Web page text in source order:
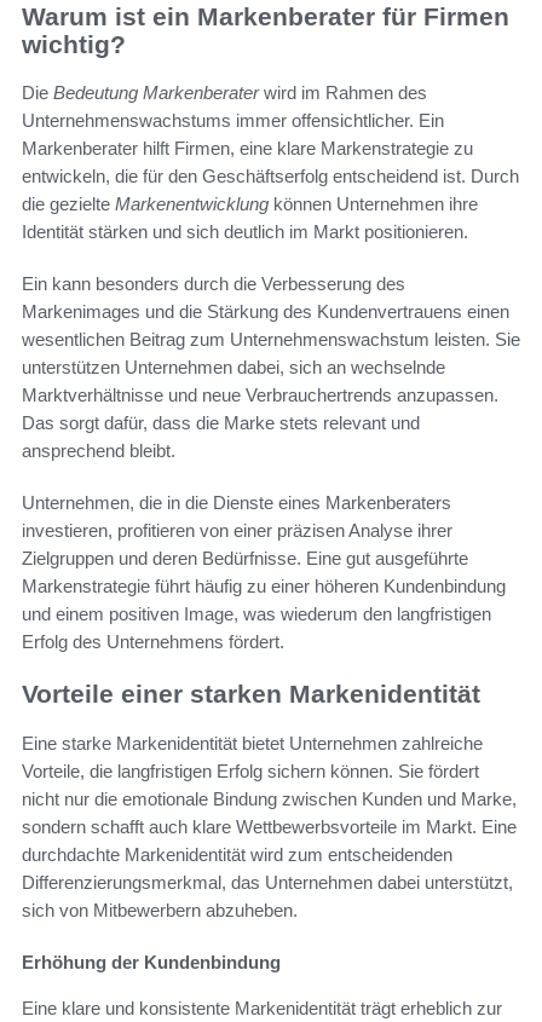
Warum ist ein Markenberater für Firmen
wichtig?
Die Bedeutung Markenberaterwird im Rahmen des
Unternehmenswachstums immer offensichtlicher. Ein
Markenberater hilft Firmen, eine klare Markenstrategie zu
entwickeln, die für den Geschäftserfolg entscheidend ist. Durch
die gezielte Markenentwicklung können Unternehmen ihre
Identität stärken und sich deutlich im Markt positionieren.
Ein kann besonders durch die Verbesserung des
Markenimages und die Stärkung des Kundenvertrauens einen
wesentlichen Beitrag zum Unternehmenswachstum leisten. Sie
unterstützen Unternehmen dabei, sich an wechselnde
Marktverhältnisse und neue Verbrauchertrends anzupassen.
Das sorgt dafür, dass die Marke stets relevant und
ansprechend bleibt.
Unternehmen, die in die Dienste eines Markenberaters
investieren, profitieren von einer präzisen Analyse ihrer
Zielgruppen und deren Bedürfnisse. Eine gut ausgeführte
Markenstrategie führt häufig zu einer höheren Kundenbindung
und einem positiven Image, was wiederum den langfristigen
Erfolg des Unternehmens fördert.
Vorteile einer starken Markenidentität
Eine starke Markenidentität bietet Unternehmen zahlreiche
Vorteile, die langfristigen Erfolg sichern können. Sie fördert
nicht nur die emotionale Bindung zwischen Kunden und Marke,
sondern schafft auch klare Wettbewerbsvorteile im Markt. Eine
durchdachte Markenidentität wird zum entscheidenden
Differenzierungsmerkmal, das Unternehmen dabei unterstützt,
sich von Mitbewerbern abzuheben.
Erhöhung der Kundenbindung
Eine klare und konsistente Markenidentität trägt erheblich zur